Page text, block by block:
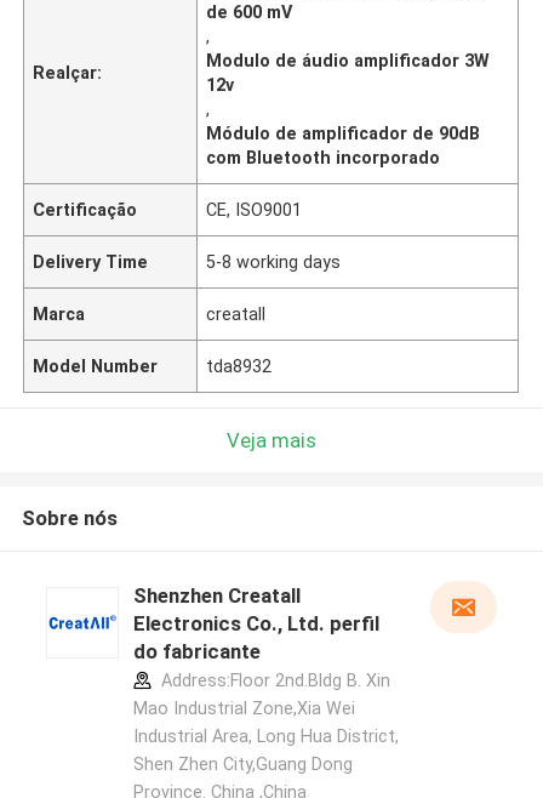
Realçar:
de 600 mV
,
Modulo de áudio amplificador 3W
12v
,
Módulo de amplificador de 90dB
com Bluetooth incorporado
Certificação CE, ISO9001
Delivery Time 5-8 working days
Marca creatall
Model Number tda8932
Veja mais
Sobre nós
Shenzhen Creatall
Electronics Co., Ltd. perfil
do fabricante
Address:Floor 2nd.Bldg B. Xin
Mao Industrial Zone,Xia Wei
Industrial Area, Long Hua District,
Shen Zhen City,Guang Dong
Province. China ,China